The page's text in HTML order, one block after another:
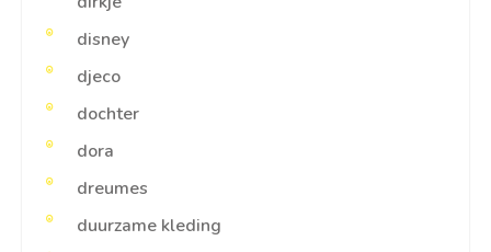
disney
djeco
dochter
dora
dreumes
duurzame kleding